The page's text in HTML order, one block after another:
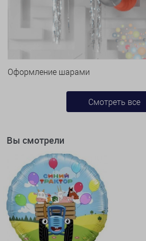
Оформление шарами
Смотреть все
Вы смотрели